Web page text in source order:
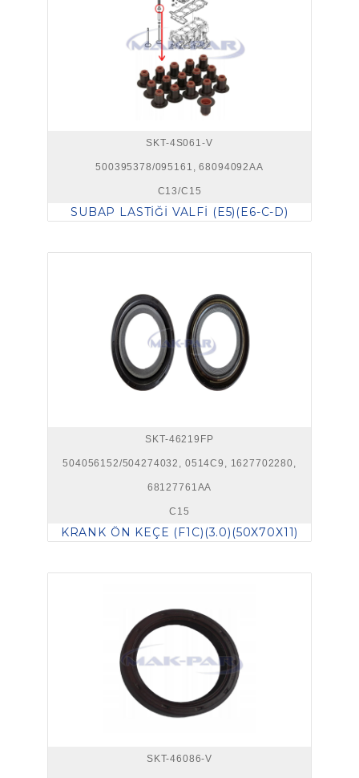
SKT-4S061-V
500395378/095161, 68094092AA
C13/C15
SUBAP LASTİĞİ VALFİ (E5)(E6-C-D)
SKT-46219FP
504056152/504274032, 0514C9, 1627702280,
68127761AA
C15
KRANK ÖN KEÇE (F1C)(3.0)(50X70X11)
SKT-46086-V